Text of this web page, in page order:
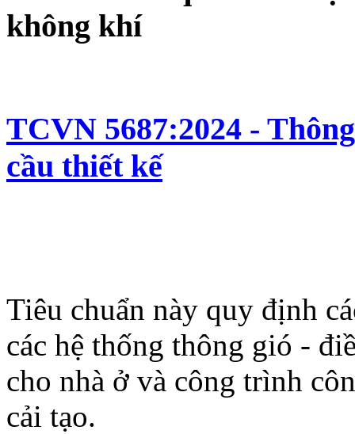
không khí
TCVN 5687:2024 -
cầu thiết kế
Tiêu chuẩn này quy định
các hệ thống thông gió -
cho nhà ở và công trình
cải tạo.